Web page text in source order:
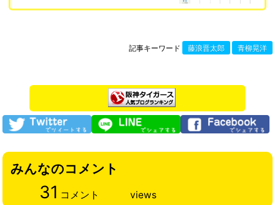
記事キーワード 藤浪晋太郎 青柳晃洋
みんなのコメント
31 コメント views